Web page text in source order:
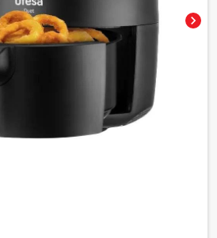
chevron_right